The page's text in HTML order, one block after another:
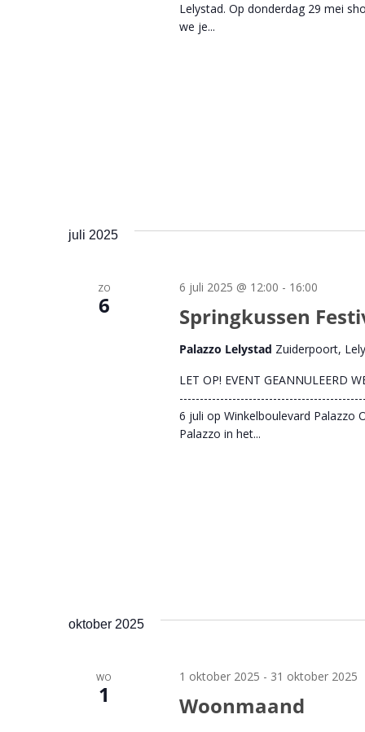
Lelystad. Op donderdag 29 mei
we je...
juli 2025
ZO
6 Springkussen
6 juli 2025 @ 12:00 - 16:00
Palazzo Lelystad Zuiderpoort,
LET OP! EVENT GEANNULEERD
6 juli op Winkelboulevard Palazzo
Palazzo in het...
oktober 2025
WO
1 Woonmaand
1 oktober 2025 - 31 oktober 2025